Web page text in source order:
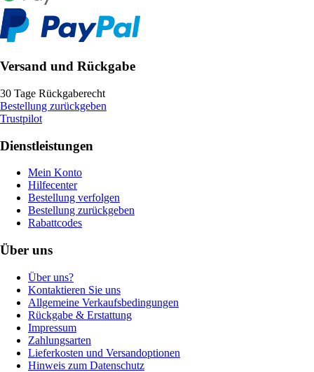
Versand und Rückgabe
30 Tage Rückgaberecht
Bestellung zurückgeben
Trustpilot
Dienstleistungen
Mein Konto
Hilfecenter
Bestellung verfolgen
Bestellung zurückgeben
Rabattcodes
Über uns
Über uns?
Kontaktieren Sie uns
Allgemeine Verkaufsbedingungen
Rückgabe & Erstattung
Impressum
Zahlungsarten
Lieferkosten und Versandoptionen
Hinweis zum Datenschutz